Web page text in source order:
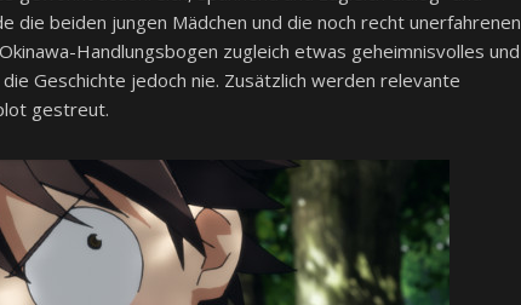
die beiden jungen Mädchen und die noch recht unerfahrenen
Handlungsbogen zugleich etwas geheimnisvolles und
Geschichte jedoch nie. Zusätzlich werden relevante
gestreut.